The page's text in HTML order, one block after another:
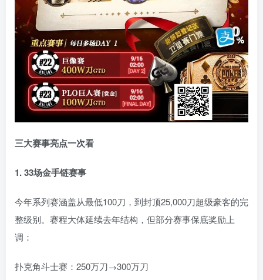
三大赛事亮点一次看
1. 33场金手链赛事
今年系列赛涵盖从最低100刀，到封顶25,000刀超级豪客的完
整级别。赛程大体延续去年结构，但部分赛事保底奖励上
调：
扑克角斗士赛：250万刀→300万刀